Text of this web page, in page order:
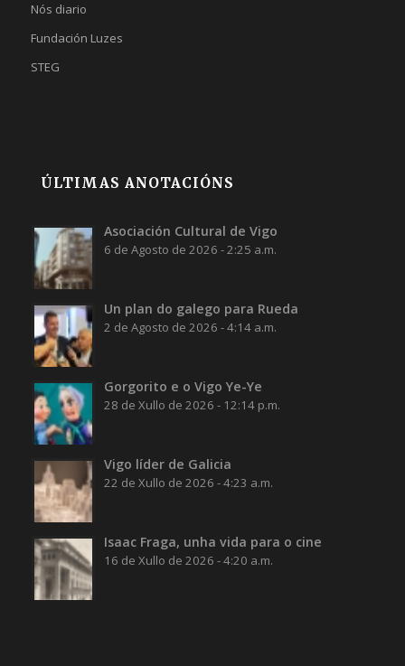
Nós diario
Fundación Luzes
STEG
ÚLTIMAS ANOTACIÓNS
Asociación Cultural de Vigo
6 de Agosto de 2026 - 2:25 a.m.
Un plan do galego para Rueda
2 de Agosto de 2026 - 4:14 a.m.
Gorgorito e o Vigo Ye-Ye
28 de Xullo de 2026 - 12:14 p.m.
Vigo líder de Galicia
22 de Xullo de 2026 - 4:23 a.m.
Isaac Fraga, unha vida para o cine
16 de Xullo de 2026 - 4:20 a.m.